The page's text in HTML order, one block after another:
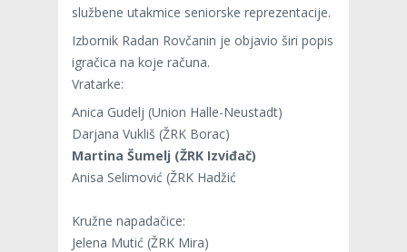
službene utakmice seniorske reprezentacije.
Izbornik Radan Rovčanin je objavio širi popis
igračica na koje računa.
Vratarke:
Anica Gudelj (Union Halle-Neustadt)
Darjana Vukliš (ŽRK Borac)
Martina Šumelj (ŽRK Izviđač)
Anisa Selimović (ŽRK Hadžić
Kružne napadačice:
Jelena Mutić (ŽRK Mira)